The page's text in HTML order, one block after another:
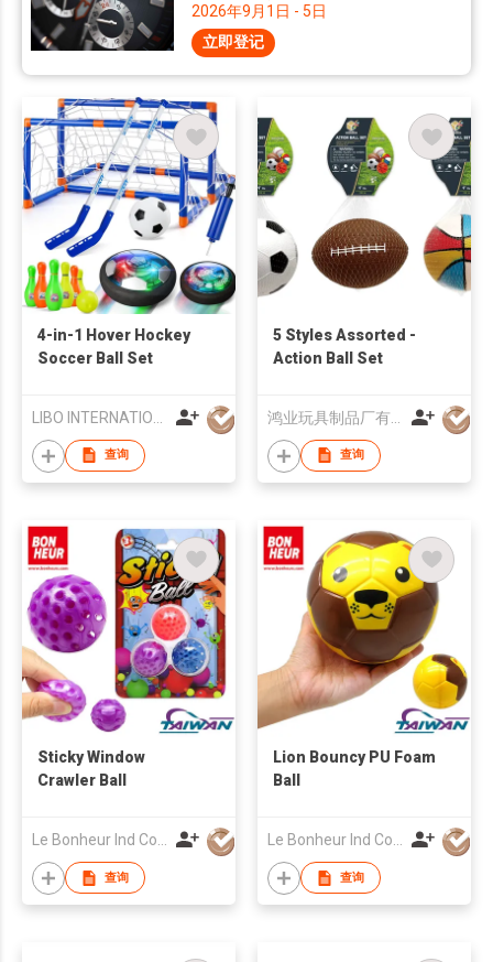
2026年9月1日 - 5日
立即登记
4-in-1 Hover Hockey
Soccer Ball Set
查询
5 Styles Assorted -
Action Ball Set
查询
Sticky Window
Crawler Ball
查询
Lion Bouncy PU Foam
Ball
查询